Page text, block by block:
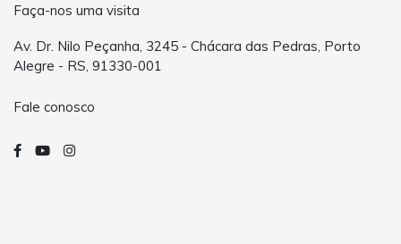
Faça-nos uma visita
Av. Dr. Nilo Peçanha, 3245 - Chácara das Pedras, Porto
Alegre - RS, 91330-001
Fale conosco